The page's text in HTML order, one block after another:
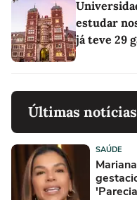
estudar
já teve 29
Últimas notícias
SAÚDE